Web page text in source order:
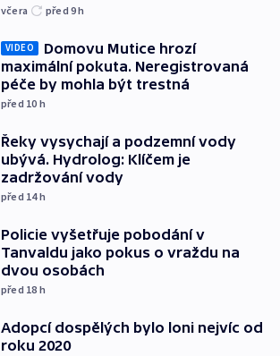
včera před 9h
VIDEO
Domovu Mutice hrozí
maximální pokuta. Neregistrovaná
péče by mohla být trestná
před 10 h
Řeky vysychají a podzemní vody
ubývá. Hydrolog: Klíčem je
zadržování vody
před 14h
Policie vyšetřuje pobodání v
Tanvaldu jako pokus o vraždu na
dvou osobách
před 18 h
Adopcí dospělých bylo loni nejvíc od
roku 2020